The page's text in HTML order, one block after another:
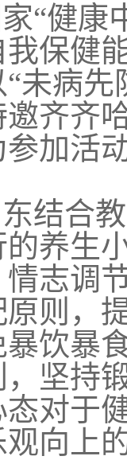
“健康
保健
未病
齐齐
加活
结合
养生
志调
则，
饮暴
坚持
对于
向上